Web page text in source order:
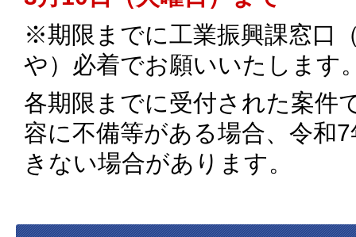
※期限までに工業振興課窓口
や）必着でお願いいたします
各期限までに受付された案件
容に不備等がある場合、令和
きない場合があります。